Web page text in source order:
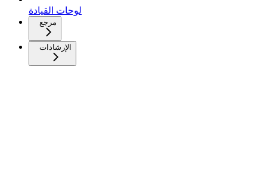
لوحات القيادة
مرجع
الإرشادات